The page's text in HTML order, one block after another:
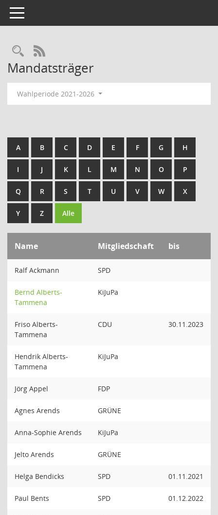
Toggle navigation
Rechercheauswahl
RSS-Feed
Mandatsträger
Wahlperiode 2021-2026
A B C D E F G H
I J K L M N O P
Q R S T U V W X
Y Z Alle
Name Mitgliedschaft bis
Ralf Ackmann SPD
Bernd Alberts-
Tammena
KiJuPa
Friso Alberts-
Tammena
CDU 30.11.2023
Hendrik Alberts-
Tammena
KiJuPa
Jörg Appel FDP
Agnes Arends GRÜNE
Anna-Sophie Arends KiJuPa
Jelto Arends GRÜNE
Helga Bendicks SPD 01.11.2021
Paul Bents SPD 01.12.2022